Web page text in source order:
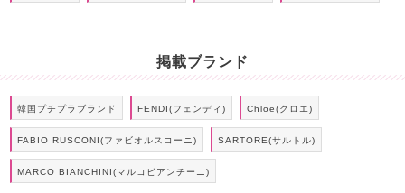
掲載ブランド
韓国プチプラブランド FENDI(フェンディ) Chloe(クロエ)
FABIO RUSCONI(ファビオルスコーニ) SARTORE(サルトル)
MARCO BIANCHINI(マルコビアンチーニ)